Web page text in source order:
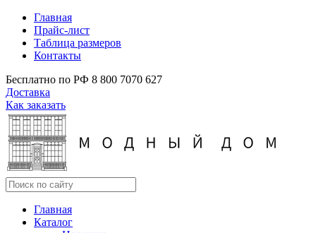
Главная
Прайс-лист
Таблица размеров
Контакты
Бесплатно по РФ 8 800 7070 627
Доставка
Как заказать
Главная
Каталог